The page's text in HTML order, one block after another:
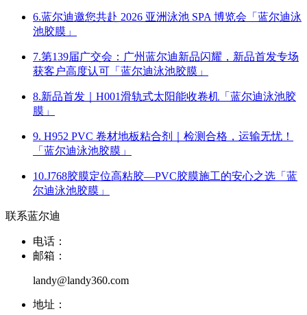
6.蓝尔迪邀您共赴 2026 亚洲泳池 SPA 博览会「蓝尔迪泳
池胶膜」
7.第139届广交会：广州蓝尔迪新品闪耀，新品首发专场
获客户高度认可「蓝尔迪泳池胶膜」
8.新品首发｜H001滑轨式太阳能收卷机「蓝尔迪泳池胶
膜」
9. H952 PVC 卷材地板粘合剂｜检测合格，运输无忧！
「蓝尔迪泳池胶膜」
10.J768胶膜定位高粘胶—PVC胶膜施工的安心之选「蓝
尔迪泳池胶膜」
联系蓝尔迪
电话：
邮箱：
landy@landy360.com
地址：